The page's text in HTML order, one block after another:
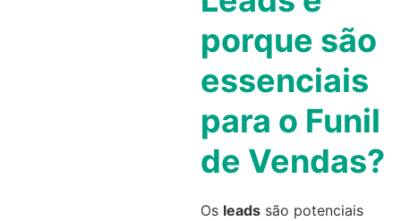
porque são
essenciais
para o Funil
de Vendas?
Os leads são potenciais